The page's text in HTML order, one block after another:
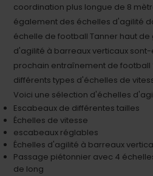
coordination plus longue de 8
également des échelles d'agilité
échelle de football Tanner haut de
d'agilité à barreaux verticaux
prochain entraînement de football
différents types d'échelles de
Voici une sélection d'échelles
Escabeaux de différentes tailles
Échelles de vitesse
escabeaux réglables
Échelles d'agilité à barreaux
Passage piétonnier avec 4
de long